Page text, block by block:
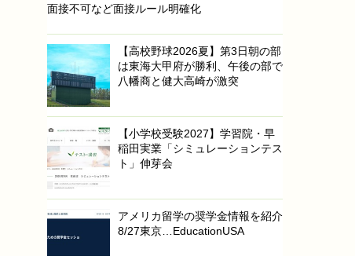
面接不可など面接ルール明確化
【高校野球2026夏】第3日朝の部
は東海大甲府が勝利、午後の部で
八幡商と健大高崎が激突
【小学校受験2027】学習院・早
稲田実業「シミュレーションテス
ト」伸芽会
アメリカ留学の奨学金情報を紹介
8/27東京…EducationUSA